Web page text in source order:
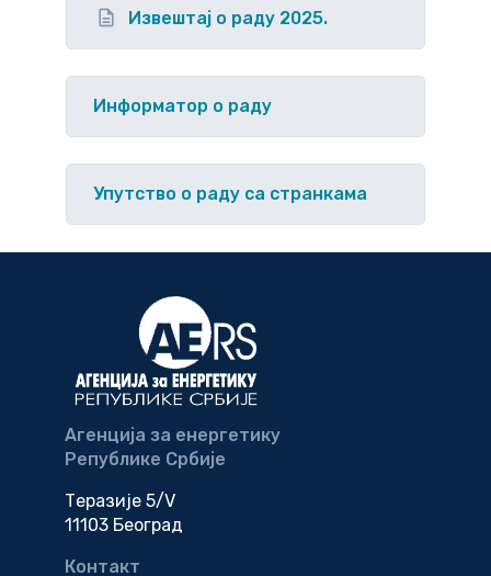
Извештај о раду 2025.
Информатор о раду
Упутство o раду са странкама
Агенција за енергетику
Републике Србије
Теразије 5/V
11103 Београд
Контакт